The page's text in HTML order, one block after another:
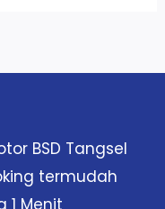
BSD Tangsel
termudah
1 Menit